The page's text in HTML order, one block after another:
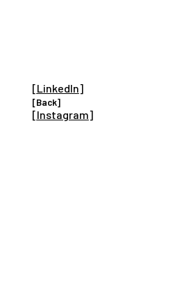
[LinkedIn]
[Back]
[Instagram]